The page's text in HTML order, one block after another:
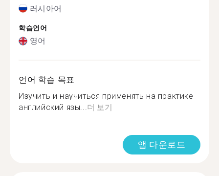
러시아어
학습언어
영어
언어 학습 목표
Изучить и научиться применять на практике
английский язы...더 보기
앱 다운로드